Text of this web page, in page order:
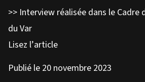
>> Interview réalisée dans le Cadre
du Var
Lisez l’article
Publié le 20 novembre 2023